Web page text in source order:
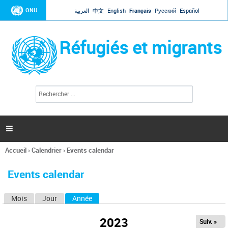
Jump to navigation
ONU العربية 中文 English Français Русский Español
Réfugiés et migrants
l
c
h
e

Vous
ici
Accueil›Calendrier› Events calendar
Events calendar
Mois Jour Année
2023 Suiv. »